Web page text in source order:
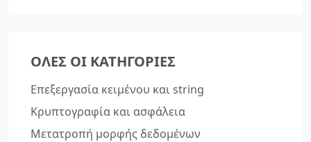
ΌΛΕΣ ΟΙ ΚΑΤΗΓΟΡΊΕΣ
Επεξεργασία κειμένου και string
Κρυπτογραφία και ασφάλεια
Μετατροπή μορφής δεδομένων